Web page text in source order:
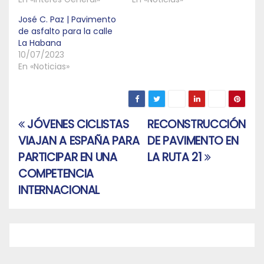
José C. Paz | Pavimento
de asfalto para la calle
La Habana
10/07/2023
En «Noticias»
Navegación
de
entradas
RECONSTRUCCIÓN
DE PAVIMENTO EN
LA RUTA 21
JÓVENES CICLISTAS
VIAJAN A ESPAÑA PARA
PARTICIPAR EN UNA
COMPETENCIA
INTERNACIONAL